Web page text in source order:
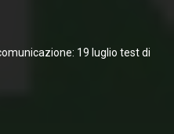
19 luglio test di